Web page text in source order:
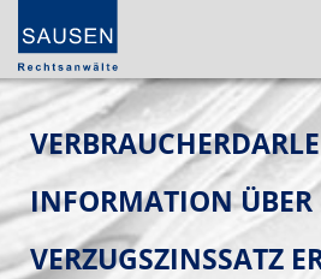
INFORMATION ÜBER
VERZUGSZINSSATZ